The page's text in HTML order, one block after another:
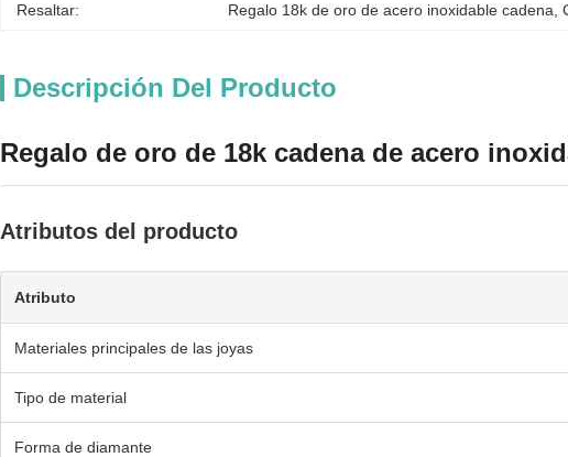
Resaltar: Regalo 18k de oro de acero inoxidable cadena
Descripción Del Producto
Regalo de oro de 18k cadena de acero
Atributos del producto
Atributo
Materiales principales de las joyas
Tipo de material
Forma de diamante